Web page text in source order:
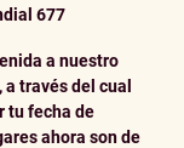
677
a nuestro
través del cual
tu fecha de
ahora son de